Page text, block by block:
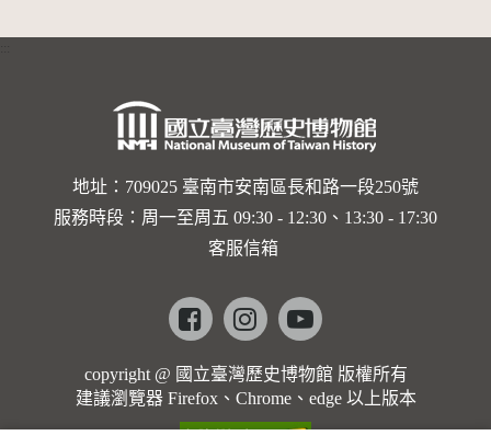
地址：709025 臺南市安南區長和路一段250號
服務時段：周一至周五 09:30 - 12:30、13:30 - 17:30
客服信箱
Facebookinstagramyoutube
copyright @ 國立臺灣歷史博物館 版權所有
建議瀏覽器 Firefox、Chrome、edge 以上版本